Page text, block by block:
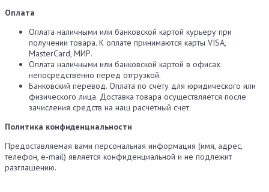
Оплата
Оплата наличными или банковской картой курьеру при
получении товара. К оплате принимаются карты VISA,
MasterCard, МИР.
Оплата наличными или банковской картой в офисах
непосредственно перед отгрузкой.
Банковский перевод. Оплата по счету для юридического или
физического лица. Доставка товара осуществляется после
зачисления средств на наш расчетный счет.
Политика конфиденциальности
Предоставляемая вами персональная информация (имя, адрес,
телефон, e-mail) является конфиденциальной и не подлежит
разглашению.